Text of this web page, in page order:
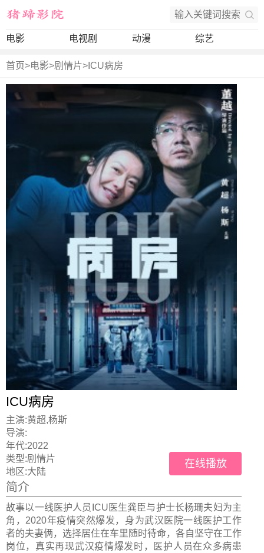
电影 电视剧 动漫 综艺
首页>电影>剧情片> ICU病房
ICU病房
主演:黄超,杨斯
导演:
年代:2022
类型:剧情片
地区:大陆
在线播放
简介
故事以一线医护人员ICU医生龚臣与护士长杨珊夫妇为主
角，2020年疫情突然爆发，身为武汉医院一线医护工作
者的夫妻俩，选择居住在车里随时待命，各自坚守在工作
岗位，真实再现武汉疫情爆发时，医护人员在众多病患